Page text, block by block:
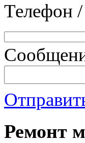
Телефон
Ремонт